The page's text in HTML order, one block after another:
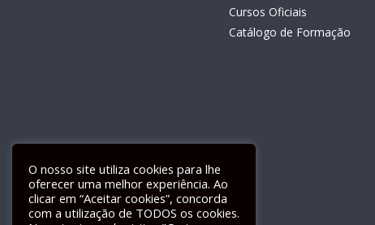
Cursos Oficiais
Catálogo de Formação
Livro de Reclamações Electrónico
O nosso site utiliza cookies para lhe
oferecer uma melhor experiência. Ao
clicar em “Aceitar cookies”, concorda
com a utilização de TODOS os cookies.